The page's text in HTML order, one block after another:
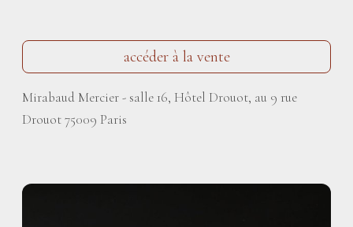
accéder à la vente
Mirabaud Mercier - salle 16, Hôtel Drouot, au 9 rue
Drouot 75009 Paris